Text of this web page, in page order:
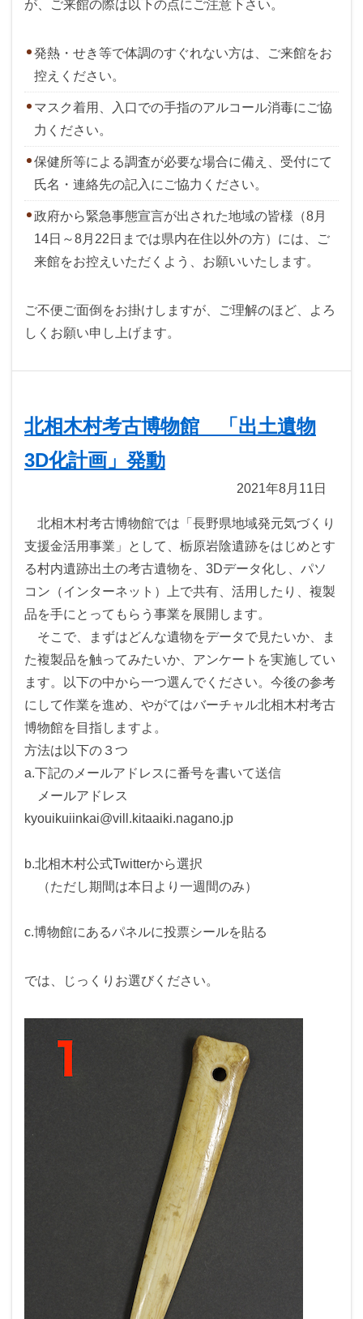
が、ご来館の際は以下の点にご注意下さい。
発熱・せき等で体調のすぐれない方は、ご来館をお
控えください。
マスク着用、入口での手指のアルコール消毒にご協
力ください。
保健所等による調査が必要な場合に備え、受付にて
氏名・連絡先の記入にご協力ください。
政府から緊急事態宣言が出された地域の皆様（8月
14日～8月22日までは県内在住以外の方）には、ご
来館をお控えいただくよう、お願いいたします。
ご不便ご面倒をお掛けしますが、ご理解のほど、よろ
しくお願い申し上げます。
北相木村考古博物館 「出土遺物
3D化計画」発動
2021年8月11日
北相木村考古博物館では「長野県地域発元気づくり
支援金活用事業」として、栃原岩陰遺跡をはじめとす
る村内遺跡出土の考古遺物を、3Dデータ化し、パソ
コン（インターネット）上で共有、活用したり、複製
品を手にとってもらう事業を展開します。
そこで、まずはどんな遺物をデータで見たいか、ま
た複製品を触ってみたいか、アンケートを実施してい
ます。以下の中から一つ選んでください。今後の参考
にして作業を進め、やがてはバーチャル北相木村考古
博物館を目指しますよ。
方法は以下の３つ
a.下記のメールアドレスに番号を書いて送信
メールアドレス
kyouikuiinkai@vill.kitaaiki.nagano.jp
b.北相木村公式Twitterから選択
（ただし期間は本日より一週間のみ）
c.博物館にあるパネルに投票シールを貼る
では、じっくりお選びください。